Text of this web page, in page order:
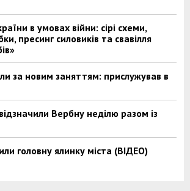
в умовах війни: сірі схеми,
пресинг силовиків та свавілля
за новим заняттям: прислужував в
Вербну неділю разом із
головну ялинку міста (ВІДЕО)